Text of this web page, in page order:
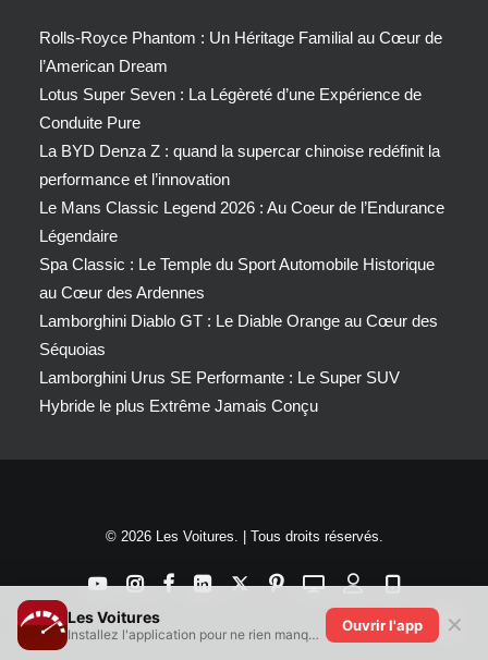
Rolls-Royce Phantom : Un Héritage Familial au Cœur de
l’American Dream
Lotus Super Seven : La Légèreté d’une Expérience de
Conduite Pure
La BYD Denza Z : quand la supercar chinoise redéfinit la
performance et l’innovation
Le Mans Classic Legend 2026 : Au Coeur de l’Endurance
Légendaire
Spa Classic : Le Temple du Sport Automobile Historique
au Cœur des Ardennes
Lamborghini Diablo GT : Le Diable Orange au Cœur des
Séquoias
Lamborghini Urus SE Performante : Le Super SUV
Hybride le plus Extrême Jamais Conçu
© 2026 Les Voitures. | Tous droits réservés.
Les Voitures
Installez l'application pour ne rien manquer !
Ouvrir l'app ✕